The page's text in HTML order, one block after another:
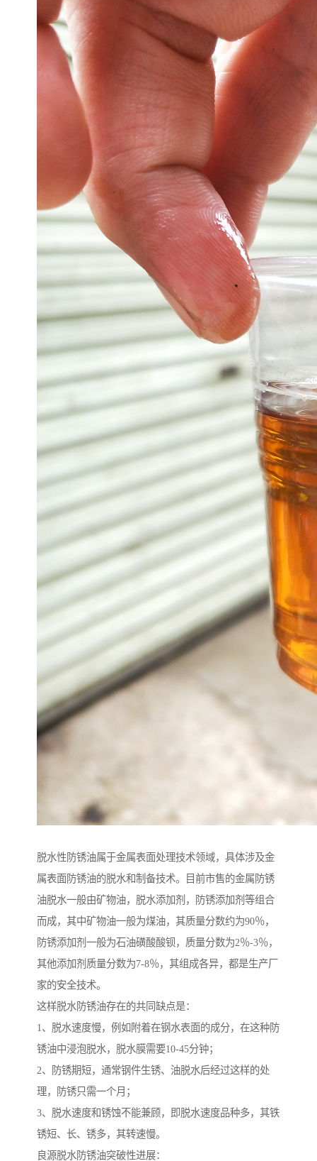
脱水性防锈油属于金属表面处理技术领域，具体涉及金
属表面防锈油的脱水和制备技术。目前市售的金属防锈
油脱水一般由矿物油，脱水添加剂，防锈添加剂等组合
而成，其中矿物油一般为煤油，其质量分数约为90％，
防锈添加剂一般为石油磺酸酸钡，质量分数为2％-3％，
其他添加剂质量分数为7-8％，其组成各异，都是生产厂
家的安全技术。
这样脱水防锈油存在的共同缺点是：
1、脱水速度慢，例如附着在钢水表面的成分，在这种防
锈油中浸泡脱水，脱水膜需要10-45分钟；
2、防锈期短，通常钢件生锈、油脱水后经过这样的处
理，防锈只需一个月；
3、脱水速度和锈蚀不能兼顾，即脱水速度品种多，其铁
锈短、长、锈多，其转速慢。
良源脱水防锈油突破性进展：